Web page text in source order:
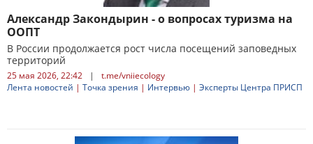
Александр Закондырин - о вопросах туризма на
ООПТ
В России продолжается рост числа посещений заповедных
территорий
25 мая 2026, 22:42 |
t.me/vniiecology
Лента новостей | Точка зрения | Интервью | Эксперты Центра ПРИСП